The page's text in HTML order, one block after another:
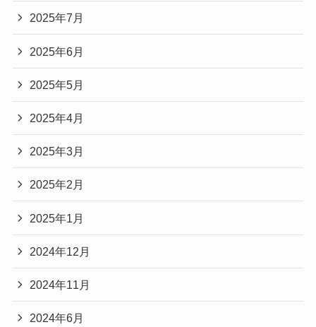
2025年7月
2025年6月
2025年5月
2025年4月
2025年3月
2025年2月
2025年1月
2024年12月
2024年11月
2024年6月